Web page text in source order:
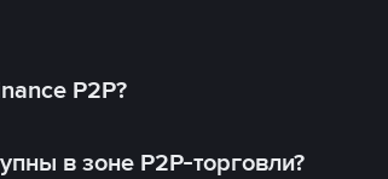
P2P?
в зоне P2P-торговли?